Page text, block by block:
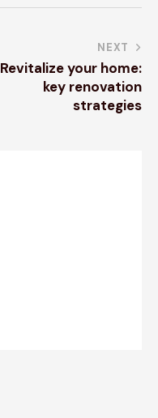
NEXT
Revitalize your home:
key renovation
strategies